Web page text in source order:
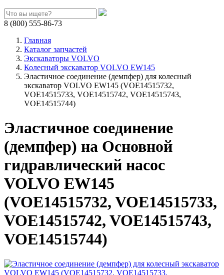
8 (800) 555-86-73
Главная
Каталог запчастей
Экскаваторы VOLVO
Колесный экскаватор VOLVO EW145
Эластичное соединение (демпфер) для колесный
экскаватор VOLVO EW145 (VOE14515732,
VOE14515733, VOE14515742, VOE14515743,
VOE14515744)
Эластичное соединение
(демпфер) на Основной
гидравлический насос
VOLVO EW145
(VOE14515732, VOE14515733,
VOE14515742, VOE14515743,
VOE14515744)